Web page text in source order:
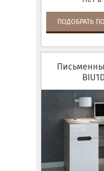
ПОДОБРАТЬ